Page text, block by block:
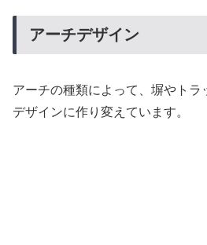
アーチデザイン
アーチの種類によって、塀やトラ
デザインに作り変えています。